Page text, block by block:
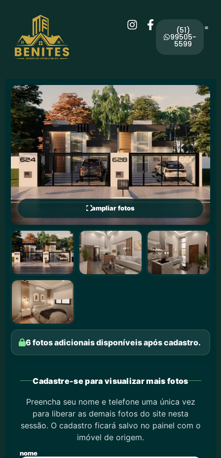
(51)
99505-
5599
ampliar fotos
6 fotos adicionais disponíveis após cadastro.
Cadastre-se para visualizar mais fotos
Preencha seu nome e telefone uma única vez
para liberar as demais fotos do site nesta
sessão. O cadastro ficará salvo no painel com o
imóvel de origem.
nome